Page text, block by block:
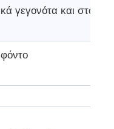
γεγονότα και στάδια